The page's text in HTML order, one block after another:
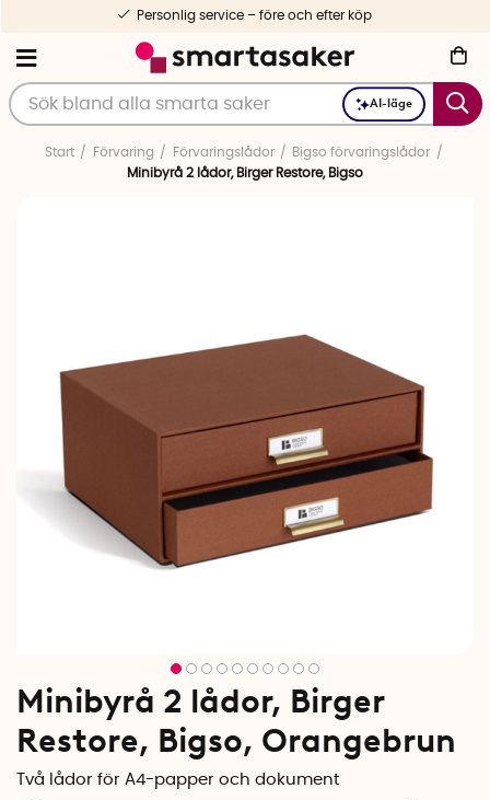
AI-läge
Personlig service – före och efter köp
Start Förvaring Förvaringslådor
Bigso förvaringslådor
Minibyrå 2 lådor, Birger Restore, Bigso
Minibyrå 2 lådor, Birger
Restore, Bigso, Orangebrun
Två lådor för A4-papper och dokument